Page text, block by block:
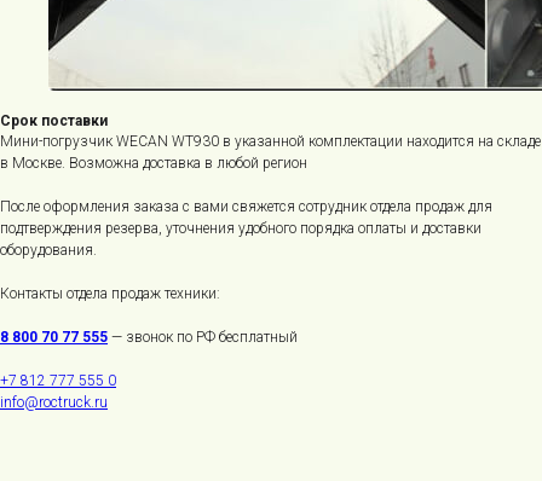
Срок поставки
Мини-погрузчик WECAN WT930 в указанной комплектации находится на складе
в Москве. Возможна доставка в любой регион
После оформления заказа с вами свяжется сотрудник отдела продаж для
подтверждения резерва, уточнения удобного порядка оплаты и доставки
оборудования.
Контакты отдела продаж техники:
8 800 70 77 555 — звонок по РФ бесплатный
+7 812 777 555 0
info@roctruck.ru